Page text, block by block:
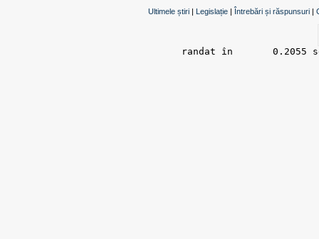
Ultimele știri | Legislație | Întrebări și răspunsuri |
randat în